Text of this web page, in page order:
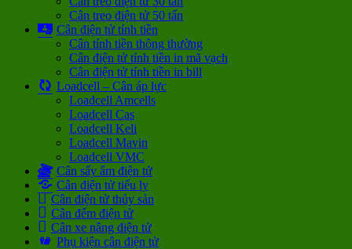
Cân treo điện tử 50 tấn
Cân điện tử tính tiền
Cân tính tiền thông thường
Cân điện tử tính tiền in mã vạch
Cân điện tử tính tiền in bill
Loadcell – Cân áp lực
Loadcell Amcells
Loadcell Cas
Loadcell Keli
Loadcell Mavin
Loadcell VMC
Cân sấy ẩm điện tử
Cân điện tử tiểu ly
Cân điện tử thủy sản
Cân đếm điện tử
Cân xe nâng điện tử
Phụ kiện cân điện tử